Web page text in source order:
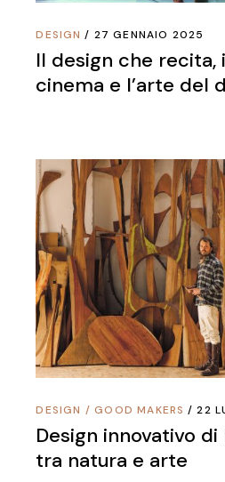
DESIGN 27 GENNAIO 2025
Il design che recita,
cinema e l’arte del
DESIGN /GOOD MAKERS 22
Design innovativo
tra natura e arte